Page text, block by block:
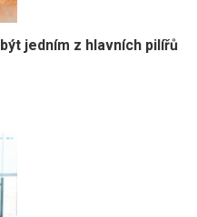
jedním z hlavních pilířů